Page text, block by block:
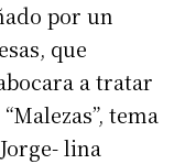
por un
que
a tratar
tema
lina